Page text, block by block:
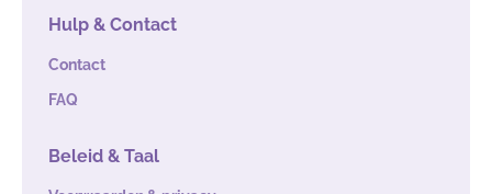
Hulp & Contact
Contact
FAQ
Beleid & Taal